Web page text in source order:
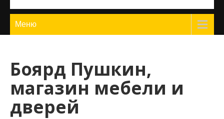
Меню
Боярд Пушкин,
магазин мебели и
дверей